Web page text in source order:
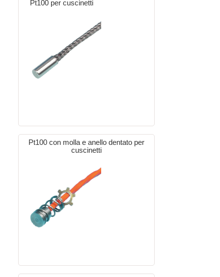
Pt100 per cuscinetti
Pt100 con molla e anello dentato per
cuscinetti